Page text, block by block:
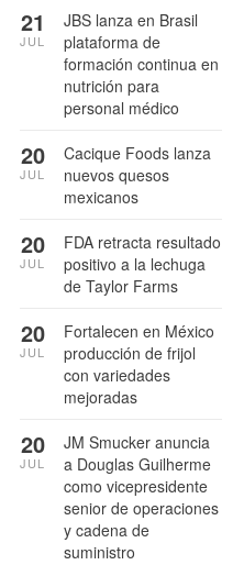
JBS lanza en Brasil
plataforma de
formación continua en
nutrición para
personal médico
21
JUL
Cacique Foods lanza
nuevos quesos
mexicanos
20
JUL
FDA retracta resultado
positivo a la lechuga
de Taylor Farms
20
JUL
Fortalecen en México
producción de frijol
con variedades
mejoradas
20
JUL
JM Smucker anuncia
a Douglas Guilherme
como vicepresidente
senior de operaciones
y cadena de
suministro
20
JUL